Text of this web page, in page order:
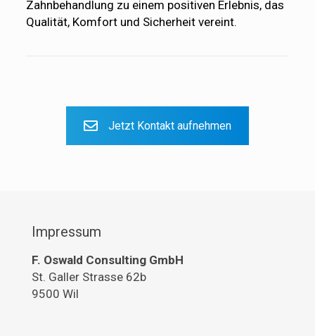
Zahnbehandlung zu einem positiven Erlebnis, das
Qualität, Komfort und Sicherheit vereint.
Jetzt Kontakt aufnehmen
Impressum
F. Oswald Consulting GmbH
St. Galler Strasse 62b
9500 Wil